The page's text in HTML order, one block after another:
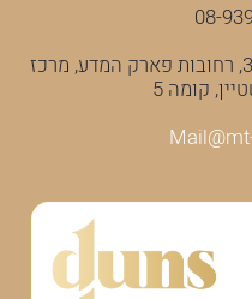
סניף ראשי רחובות: רחוב פקריס 3, רחובות פארק המדע, מרכז
קומה 5